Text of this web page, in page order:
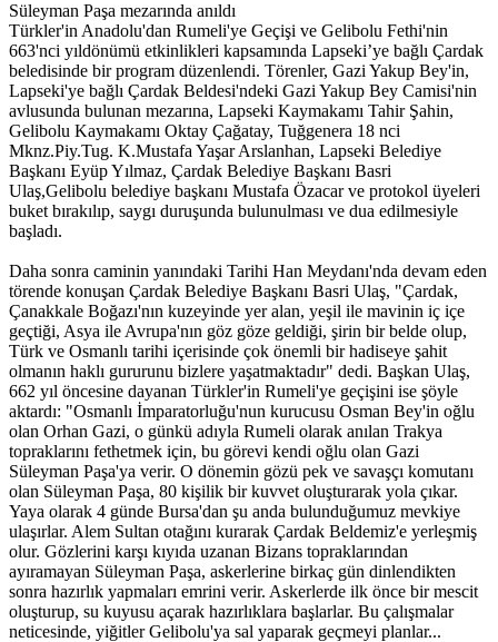
Süleyman Paşa mezarında anıldı
Türkler'in Anadolu'dan Rumeli'ye Geçişi ve Gelibolu Fethi'nin
663'nci yıldönümü etkinlikleri kapsamında Lapseki’ye bağlı Çardak
beledisinde bir program düzenlendi. Törenler, Gazi Yakup Bey'in,
Lapseki'ye bağlı Çardak Beldesi'ndeki Gazi Yakup Bey Camisi'nin
avlusunda bulunan mezarına, Lapseki Kaymakamı Tahir Şahin,
Gelibolu Kaymakamı Oktay Çağatay, Tuğgenera 18 nci
Mknz.Piy.Tug. K.Mustafa Yaşar Arslanhan, Lapseki Belediye
Başkanı Eyüp Yılmaz, Çardak Belediye Başkanı Basri
Ulaş,Gelibolu belediye başkanı Mustafa Özacar ve protokol üyeleri
buket bırakılıp, saygı duruşunda bulunulması ve dua edilmesiyle
başladı.
Daha sonra caminin yanındaki Tarihi Han Meydanı'nda devam eden
törende konuşan Çardak Belediye Başkanı Basri Ulaş, "Çardak,
Çanakkale Boğazı'nın kuzeyinde yer alan, yeşil ile mavinin iç içe
geçtiği, Asya ile Avrupa'nın göz göze geldiği, şirin bir belde olup,
Türk ve Osmanlı tarihi içerisinde çok önemli bir hadiseye şahit
olmanın haklı gururunu bizlere yaşatmaktadır" dedi. Başkan Ulaş,
662 yıl öncesine dayanan Türkler'in Rumeli'ye geçişini ise şöyle
aktardı: "Osmanlı İmparatorluğu'nun kurucusu Osman Bey'in oğlu
olan Orhan Gazi, o günkü adıyla Rumeli olarak anılan Trakya
topraklarını fethetmek için, bu görevi kendi oğlu olan Gazi
Süleyman Paşa'ya verir. O dönemin gözü pek ve savaşçı komutanı
olan Süleyman Paşa, 80 kişilik bir kuvvet oluşturarak yola çıkar.
Yaya olarak 4 günde Bursa'dan şu anda bulunduğumuz mevkiye
ulaşırlar. Alem Sultan otağını kurarak Çardak Beldemiz'e yerleşmiş
olur. Gözlerini karşı kıyıda uzanan Bizans topraklarından
ayıramayan Süleyman Paşa, askerlerine birkaç gün dinlendikten
sonra hazırlık yapmaları emrini verir. Askerlerde ilk önce bir mescit
oluşturup, su kuyusu açarak hazırlıklara başlarlar. Bu çalışmalar
neticesinde, yiğitler Gelibolu'ya sal yaparak geçmeyi planlar...